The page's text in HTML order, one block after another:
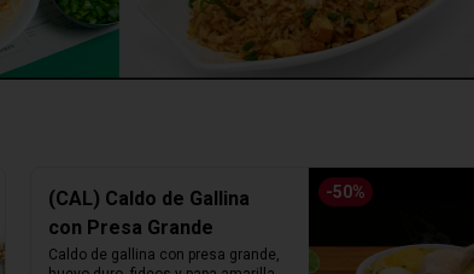
-50%
(CAL) Caldo de Gallina
con Presa Grande
Caldo de gallina con presa grande,